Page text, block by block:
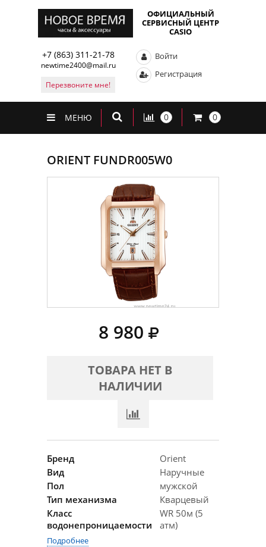
ОФИЦИАЛЬНЫЙ
СЕРВИСНЫЙ ЦЕНТР
CASIO
+7 (863) 311-21-78
newtime2400@mail.ru
Перезвоните мне!
Войти
Регистрация
МЕНЮ 0 0
ORIENT FUNDR005W0
8 980
ТОВАРА НЕТ В
НАЛИЧИИ
Бренд
Orient
Вид
Наручные
Пол
мужской
Тип механизма
Кварцевый
Класс
водонепроницаемости
WR 50м (5
атм)
Подробнее